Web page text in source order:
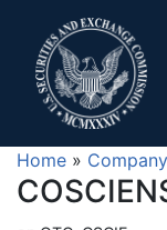
Home »